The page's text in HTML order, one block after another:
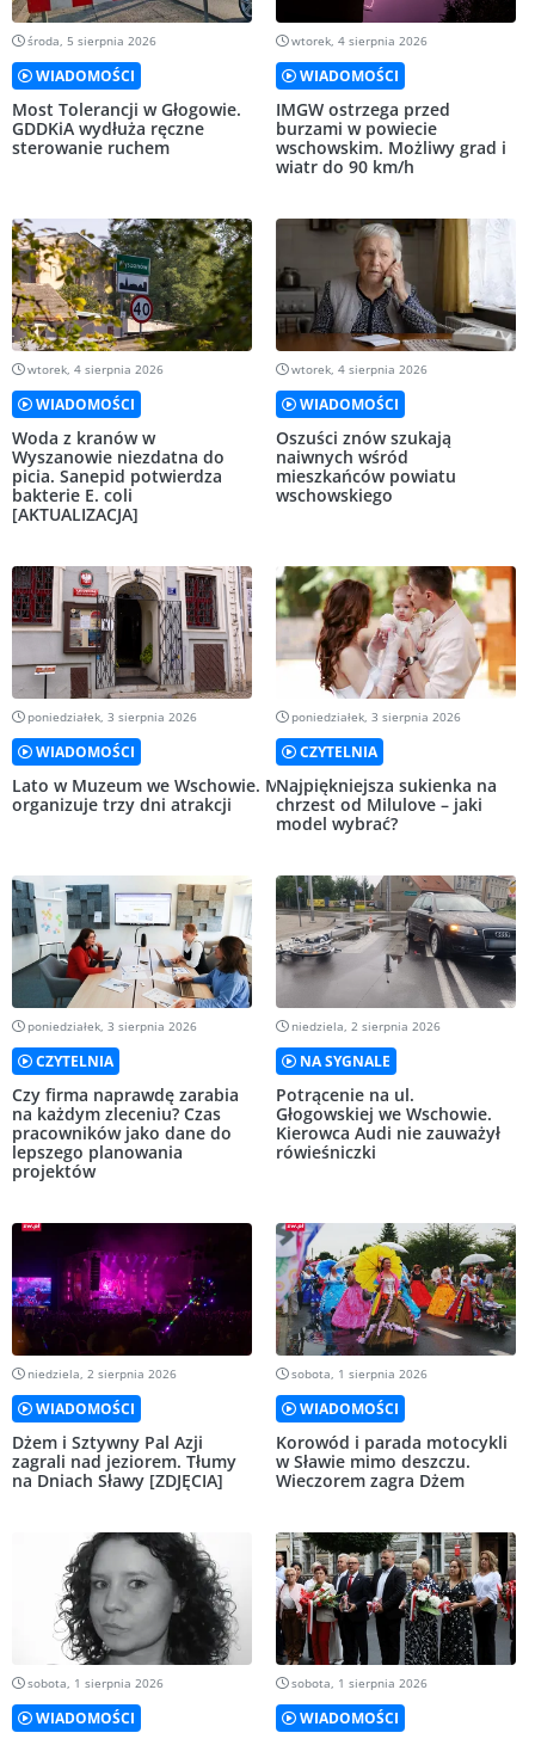
środa, 5 sierpnia 2026
WIADOMOŚCI
Most Tolerancji w Głogowie.
GDDKiA wydłuża ręczne
sterowanie ruchem
wtorek, 4 sierpnia 2026
WIADOMOŚCI
IMGW ostrzega przed
burzami w powiecie
wschowskim. Możliwy grad i
wiatr do 90 km/h
wtorek, 4 sierpnia 2026
WIADOMOŚCI
Woda z kranów w
Wyszanowie niezdatna do
picia. Sanepid potwierdza
bakterie E. coli
[AKTUALIZACJA]
wtorek, 4 sierpnia 2026
WIADOMOŚCI
Oszuści znów szukają
naiwnych wśród
mieszkańców powiatu
wschowskiego
poniedziałek, 3 sierpnia 2026
WIADOMOŚCI
Lato w Muzeum we Wschowie. MZW
organizuje trzy dni atrakcji
poniedziałek, 3 sierpnia 2026
CZYTELNIA
Najpiękniejsza sukienka na
chrzest od Milulove – jaki
model wybrać?
poniedziałek, 3 sierpnia 2026
CZYTELNIA
Czy firma naprawdę zarabia
na każdym zleceniu? Czas
pracowników jako dane do
lepszego planowania
projektów
niedziela, 2 sierpnia 2026
NA SYGNALE
Potrącenie na ul.
Głogowskiej we Wschowie.
Kierowca Audi nie zauważył
rówieśniczki
niedziela, 2 sierpnia 2026
WIADOMOŚCI
Dżem i Sztywny Pal Azji
zagrali nad jeziorem. Tłumy
na Dniach Sławy [ZDJĘCIA]
sobota, 1 sierpnia 2026
WIADOMOŚCI
Korowód i parada motocykli
w Sławie mimo deszczu.
Wieczorem zagra Dżem
sobota, 1 sierpnia 2026
WIADOMOŚCI
sobota, 1 sierpnia 2026
WIADOMOŚCI